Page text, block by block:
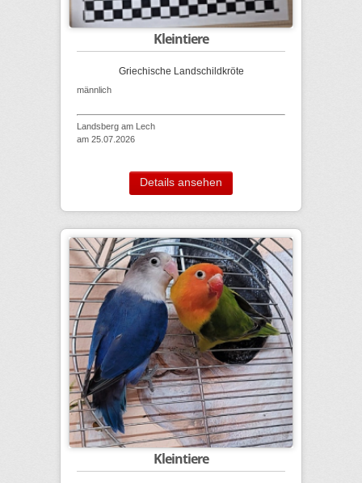
Kleintiere
Griechische Landschildkröte
männlich
Landsberg am Lech
am 25.07.2026
Details ansehen
Kleintiere